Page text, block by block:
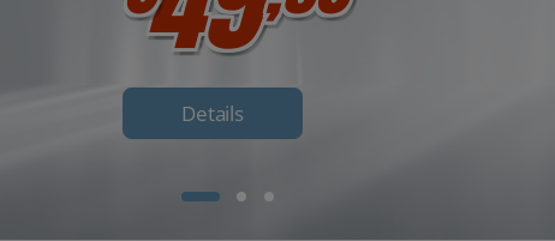
Details